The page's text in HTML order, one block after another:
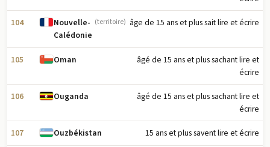
104
Nouvelle-
Calédonie
(territoire) âge de 15 ans et plus sait lire et écrire
105 Oman
âgé de 15 ans et plus sachant lire et
écrire
106 Ouganda
âgé de 15 ans et plus sachant lire et
écrire
107 Ouzbékistan 15 ans et plus savent lire et écrire